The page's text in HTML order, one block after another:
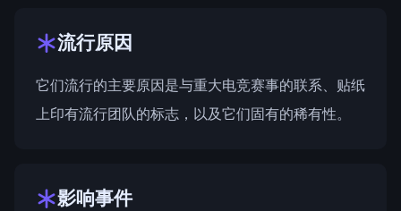
流行原因
它们流行的主要原因是与重大电竞赛事的联系、贴纸
上印有流行团队的标志，以及它们固有的稀有性。
影响事件